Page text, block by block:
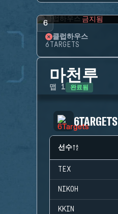
6 금지됨
클럽하우스
6TARGETS
마천루
맵 1 완료됨
6TARGETS
선수
TEX
NIKOH
KKIN